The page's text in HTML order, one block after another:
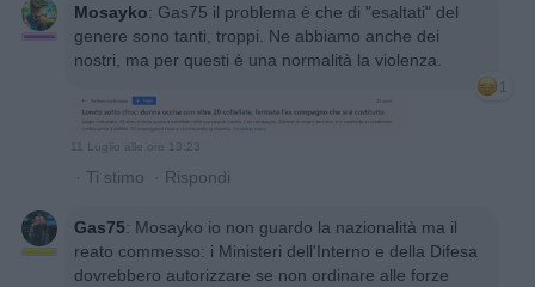
Mosayko: Gas75 il problema è che di "esaltati" del
genere sono tanti, troppi. Ne abbiamo anche dei
nostri, ma per questi è una normalità la violenza.
1
· Ti stimo · Rispondi
Gas75: Mosayko io non guardo la nazionalità ma il
reato commesso: i Ministeri dell'Interno e della Difesa
dovrebbero autorizzare se non ordinare alle forze